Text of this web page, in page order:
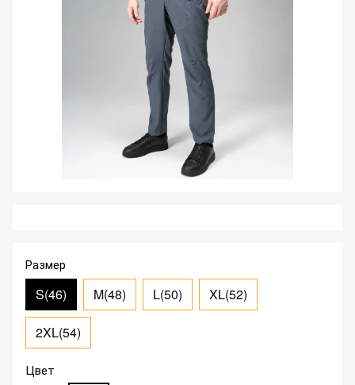
Размер
S(46) M(48) L(50) XL(52)
2XL(54)
Цвет